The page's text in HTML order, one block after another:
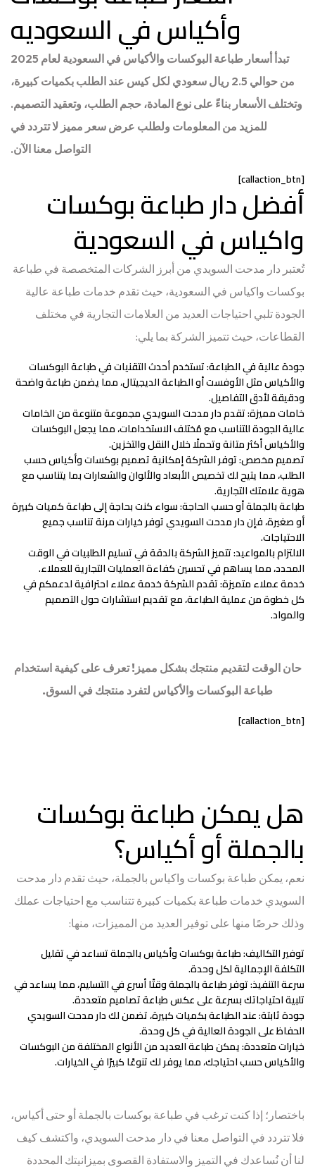
وأكياس في السعوديه
تبدأ أسعار طباعة البوكسات والأكياس في السعودية لعام 2025
من حوالي 2.5 ريال سعودي لكل كيس عند الطلب بكميات كبيرة،
وتختلف الأسعار بناءً على نوع المادة، حجم الطلب، وتعقيد التصميم.
للمزيد من المعلومات ولطلب عرض سعر مميز لا تتردد في
التواصل معنا الآن.
[callaction_btn]
أفضل دار طباعة بوكسات
واكياس في السعودية
تُعتبر دار مدحت السويدي من أبرز الشركات المتخصصة في طباعة
بوكسات واكياس في السعودية، حيث تقدم خدمات طباعة عالية
الجودة تلبي احتياجات العديد من العلامات التجارية في مختلف
القطاعات، حيث تتميز الشركة بما يلي:
جودة عالية في الطباعة:تستخدم أحدث التقنيات في طباعة البوكسات
والأكياس مثل الأوفست أو الطباعة الديجيتال، مما يضمن طباعة واضحة
ودقيقة لأدق التفاصيل.
خامات مميزة:تقدم دار مدحت السويدي مجموعة متنوعة من الخامات
عالية الجودة للتناسب مع مُختلف الاستخدامات، مما يجعل البوكسات
والأكياس أكثر متانة وتحملًا خلال النقل والتخزين.
تصميم مخصص: توفر الشركة إمكانية تصميم بوكسات وأكياس حسب
الطلب، مما يتيح لك تخصيص الأبعاد والألوان والشعارات بما يتناسب مع
هوية علامتك التجارية.
طباعة بالجملة أو حسب الحاجة: سواء كنت بحاجة إلى طباعة كميات كبيرة
أو صغيرة، فإن دار مدحت السويدي توفر خيارات مرنة تناسب جميع
الاحتياجات.
الالتزام بالمواعيد: تتميز الشركة بالدقة في تسليم الطلبيات في الوقت
المحدد، مما يساهم في تحسين كفاءة العمليات التجارية للعملاء.
خدمة عملاء متميزة: تقدم الشركة خدمة عملاء احترافية لدعمكم في
كل خطوة من عملية الطباعة، مع تقديم استشارات حول التصميم
والمواد.
حان الوقت لتقديم منتجك بشكل مميز! تعرف على كيفية استخدام
طباعة البوكسات والأكياس لتفرد منتجك في السوق.
[callaction_btn]
هل يمكن طباعة بوكسات
بالجملة أو أكياس؟
نعم، يمكن طباعة بوكسات واكياس بالجملة، حيث تقدم دار مدحت
السويدي خدمات طباعة بكميات كبيرة تتناسب مع احتياجات عملك
وذلك حرصًا منها على توفير العديد من المميزات، منها:
توفير التكاليف: طباعة بوكسات وأكياس بالجملة تساعد في تقليل
التكلفة الإجمالية لكل وحدة.
سرعة التنفيذ: توفر طباعة بالجملة وقتًا أسرع في التسليم، مما يساعد في
تلبية احتياجاتك بسرعة على عكس طباعة تصاميم متعددة.
جودة ثابتة: عند الطباعة بكميات كبيرة، تضمن لك دار مدحت السويدي
الحفاظ على الجودة العالية في كل وحدة.
خيارات متعددة: يمكن طباعة العديد من الأنواع المختلفة من البوكسات
والأكياس حسب احتياجك، مما يوفر لك تنوعًا كبيرًا في الخيارات.
باختصار؛ إذا كنت ترغب في طباعة بوكسات بالجملة أو حتى أكياس،
فلا تتردد في التواصل معنا في دار مدحت السويدي، واكتشف كيف
لنا أن نُساعدك في التميز والاستفادة القصوى بميزانيتك المحددة